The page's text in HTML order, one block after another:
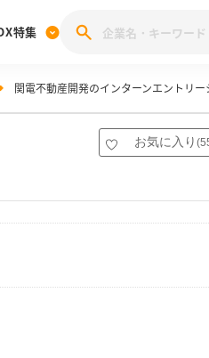
投稿キャンペーン
ブランド調査
特集
関電不動産開発のインターンエントリ
お気に入り (